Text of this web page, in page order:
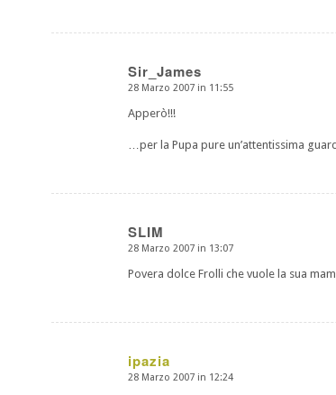
Sir_James
dice:
28 Marzo 2007 in 11:55
Apperò!!!
…per la Pupa pure un’attentissima
SLIM
dice:
28 Marzo 2007 in 13:07
Povera dolce Frolli che vuole la sua
ipazia
dice:
28 Marzo 2007 in 12:24